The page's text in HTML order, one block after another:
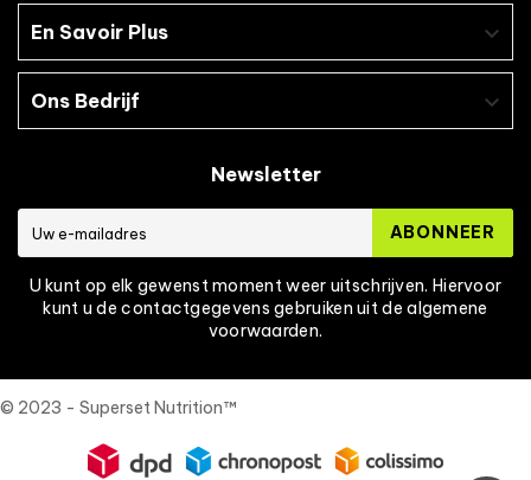
En Savoir Plus 
Ons Bedrijf 
Newsletter
ABONNEER
U kunt op elk gewenst moment weer uitschrijven. Hiervoor
kunt u de contactgegevens gebruiken uit de algemene
voorwaarden.
© 2023 - Superset Nutrition™